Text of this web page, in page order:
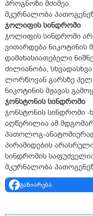
პროგნოზი მძიმეა.
მკურნალობა
ჯოლიფის სინდრომი
ჯოლიფის სინდრომი
ვითარდება ნიკოტინის
დამახასიათებელი
ძილიანობა,
ლორწოვან გარსზე
ნიკოტინის მჟავას
ჯონსტონის სინდრომი
ჯონსტონის სინდრომი -
აღწერილია ამ
პათოლოგ-
პირამიდების
სინდრომის
მკურნალობა
გაზიარება